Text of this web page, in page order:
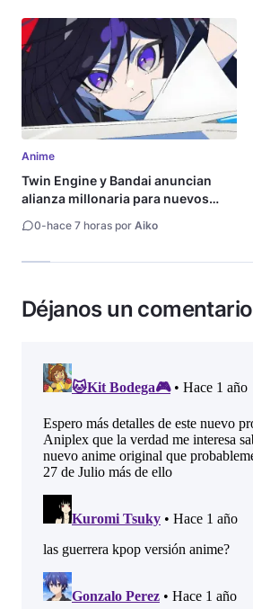
Anime
Twin Engine y Bandai anuncian
alianza millonaria para nuevos
0-hace 7 horas por Aiko
Déjanos un comentario